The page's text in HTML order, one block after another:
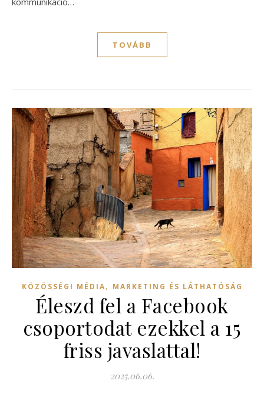
TOVÁBB
KÖZÖSSÉGI MÉDIA, MARKETING ÉS LÁTHATÓSÁG
Éleszd fel a Facebook
csoportodat ezekkel a 15
friss javaslattal!
2025.06.06.